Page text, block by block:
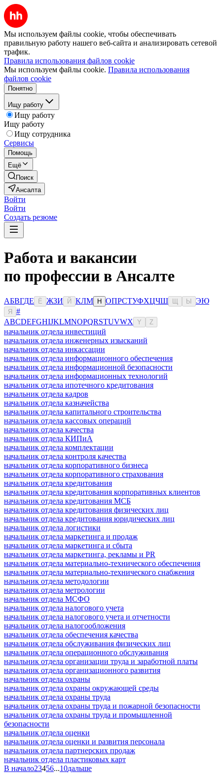
Мы используем файлы cookie, чтобы обеспечивать
правильную работу нашего веб-сайта и анализировать сетевой
трафик.
Правила использования файлов cookie
Мы используем файлы cookie. Правила использования
файлов cookie
Понятно
Ищу работу
Ищу работу
Ищу работу
Ищу сотрудника
Сервисы
Помощь
Ещё
Поиск
Ансалта
Войти
Войти
Создать резюме
Работа и вакансии
по профессии в Ансалте
АБВГДЕ Ё ЖЗИ Й КЛМ Н ОПРСТУФХЦЧШ Ы ЭЮ
Я
#
ABCDEFGHIJKLMNOPQRSTUVWX Y Z
начальник отдела инвестиций
начальник отдела инженерных изысканий
начальник отдела инкассации
начальник отдела информационного обеспечения
начальник отдела информационной безопасности
начальник отдела информационных технологий
начальник отдела ипотечного кредитования
начальник отдела кадров
начальник отдела казначейства
начальник отдела капитального строительства
начальник отдела кассовых операций
начальник отдела качества
начальник отдела КИПиА
начальник отдела комплектации
начальник отдела контроля качества
начальник отдела корпоративного бизнеса
начальник отдела корпоративного страхования
начальник отдела кредитования
начальник отдела кредитования корпоративных клиентов
начальник отдела кредитования МСБ
начальник отдела кредитования физических лиц
начальник отдела кредитования юридических лиц
начальник отдела логистики
начальник отдела маркетинга и продаж
начальник отдела маркетинга и сбыта
начальник отдела маркетинга, рекламы и PR
начальник отдела материально-технического обеспечения
начальник отдела материально-технического снабжения
начальник отдела методологии
начальник отдела метрологии
начальник отдела МСФО
начальник отдела налогового учета
начальник отдела налогового учета и отчетности
начальник отдела налогообложения
начальник отдела обеспечения качества
начальник отдела обслуживания физических лиц
начальник отдела операционного обслуживания
начальник отдела организации труда и заработной платы
начальник отдела организационного развития
начальник отдела охраны
начальник отдела охраны окружающей среды
начальник отдела охраны труда
начальник отдела охраны труда и пожарной безопасности
начальник отдела охраны труда и промышленной
безопасности
начальник отдела оценки
начальник отдела оценки и развития персонала
начальник отдела партнерских продаж
начальник отдела пластиковых карт
В начало23456...10дальше